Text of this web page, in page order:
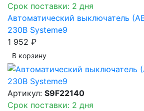
Срок поставки: 2 дня
Автоматический выключатель
230В Systeme9
1 952 ₽
В корзинy
Артикул: S9F22140
Срок поставки: 2 дня